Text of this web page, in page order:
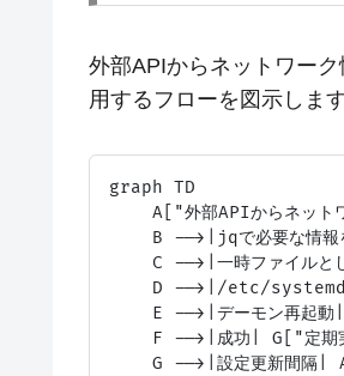
外部APIからネットワーク
用するフローを図示します
graph TD
A["外部APIからネット
B -->|jqで必要な情
C -->|一時ファイルと
D -->|/etc/
E -->|デーモン再起動
F -->|成功| G["定
G -->|設定更新間隔|